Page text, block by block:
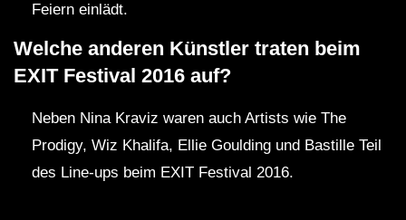
Feiern einlädt.
Welche anderen Künstler traten beim
EXIT Festival 2016 auf?
Neben Nina Kraviz waren auch Artists wie The
Prodigy, Wiz Khalifa, Ellie Goulding und Bastille Teil
des Line-ups beim EXIT Festival 2016.